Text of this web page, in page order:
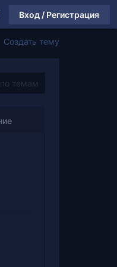
Вход / Регистрация
Создать тему